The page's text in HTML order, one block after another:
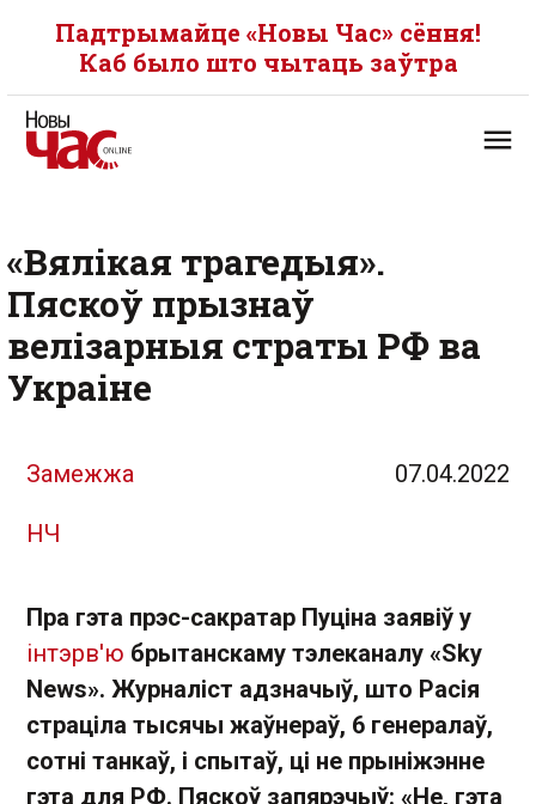
Падтрымайце «Новы Час» сёння!
Каб было што чытаць заўтра
«Вялікая трагедыя».
Пяскоў прызнаў
велізарныя страты РФ ва
Украіне
Замежжа 07.04.2022
НЧ
Пра гэта прэс-сакратар Пуціна заявіў у
інтэрв'ю брытанскаму тэлеканалу «Sky
News». Журналіст адзначыў, што Расія
страціла тысячы жаўнераў, 6 генералаў,
сотні танкаў, і спытаў, ці не прыніжэнне
гэта для РФ. Пяскоў запярэчыў: «Не, гэта